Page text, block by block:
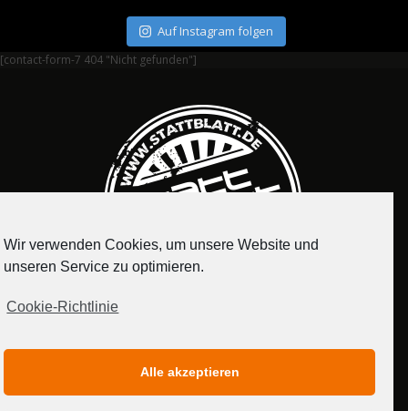
Auf Instagram folgen
[contact-form-7 404 "Nicht gefunden"]
MEDIADATEN
Wir verwenden Cookies, um unsere Website und
unseren Service zu optimieren.
Cookie-Richtlinie
Alle akzeptieren